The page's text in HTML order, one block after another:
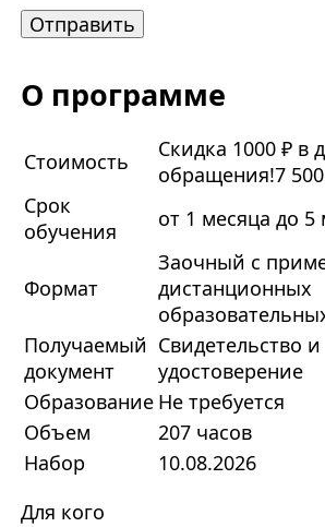
О программе
Стоимость
Скидка 1000 ₽ в
обращения!7
Срок
обучения
от 1 месяца до 5
Формат
Заочный с
дистанционных
Получаемый
документ
Свидетельство и
удостоверение
Образование Не требуется
Объем
207 часов
Набор
10.08.2026
Для кого